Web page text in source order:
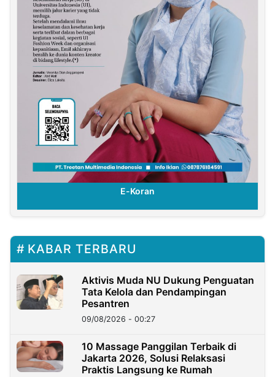
E-Koran
KABAR TERBARU
Aktivis Muda NU Dukung Penguatan
Tata Kelola dan Pendampingan
Pesantren
09/08/2026 - 00:27
10 Massage Panggilan Terbaik di
Jakarta 2026, Solusi Relaksasi
Praktis Langsung ke Rumah